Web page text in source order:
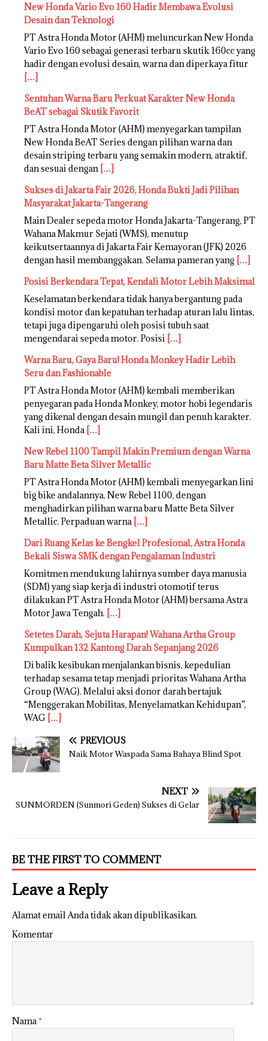
New Honda Vario Evo 160 Hadir Membawa Evolusi
Desain dan Teknologi
PT Astra Honda Motor (AHM) meluncurkan New Honda
Vario Evo 160 sebagai generasi terbaru skutik 160cc yang
hadir dengan evolusi desain, warna dan diperkaya fitur
[…]
Sentuhan Warna Baru Perkuat Karakter New Honda
BeAT sebagai Skutik Favorit
PT Astra Honda Motor (AHM) menyegarkan tampilan
New Honda BeAT Series dengan pilihan warna dan
desain striping terbaru yang semakin modern, atraktif,
dan sesuai dengan […]
Sukses di Jakarta Fair 2026, Honda Bukti Jadi Pilihan
Masyarakat Jakarta-Tangerang
Main Dealer sepeda motor Honda Jakarta-Tangerang, PT
Wahana Makmur Sejati (WMS), menutup
keikutsertaannya di Jakarta Fair Kemayoran (JFK) 2026
dengan hasil membanggakan. Selama pameran yang […]
Posisi Berkendara Tepat, Kendali Motor Lebih Maksimal
Keselamatan berkendara tidak hanya bergantung pada
kondisi motor dan kepatuhan terhadap aturan lalu lintas,
tetapi juga dipengaruhi oleh posisi tubuh saat
mengendarai sepeda motor. Posisi […]
Warna Baru, Gaya Baru! Honda Monkey Hadir Lebih
Seru dan Fashionable
PT Astra Honda Motor (AHM) kembali memberikan
penyegaran pada Honda Monkey, motor hobi legendaris
yang dikenal dengan desain mungil dan penuh karakter.
Kali ini, Honda […]
New Rebel 1100 Tampil Makin Premium dengan Warna
Baru Matte Beta Silver Metallic
PT Astra Honda Motor (AHM) kembali menyegarkan lini
big bike andalannya, New Rebel 1100, dengan
menghadirkan pilihan warna baru Matte Beta Silver
Metallic. Perpaduan warna […]
Dari Ruang Kelas ke Bengkel Profesional, Astra Honda
Bekali Siswa SMK dengan Pengalaman Industri
Komitmen mendukung lahirnya sumber daya manusia
(SDM) yang siap kerja di industri otomotif terus
dilakukan PT Astra Honda Motor (AHM) bersama Astra
Motor Jawa Tengah. […]
Setetes Darah, Sejuta Harapan! Wahana Artha Group
Kumpulkan 132 Kantong Darah Sepanjang 2026
Di balik kesibukan menjalankan bisnis, kepedulian
terhadap sesama tetap menjadi prioritas Wahana Artha
Group (WAG). Melalui aksi donor darah bertajuk
“Menggerakan Mobilitas, Menyelamatkan Kehidupan”,
WAG […]
PREVIOUS
Naik Motor Waspada Sama Bahaya Blind Spot
NEXT
SUNMORDEN (Sunmori Geden) Sukses di Gelar
BE THE FIRST TO COMMENT
Leave a Reply
Alamat email Anda tidak akan dipublikasikan.
Komentar
Nama*